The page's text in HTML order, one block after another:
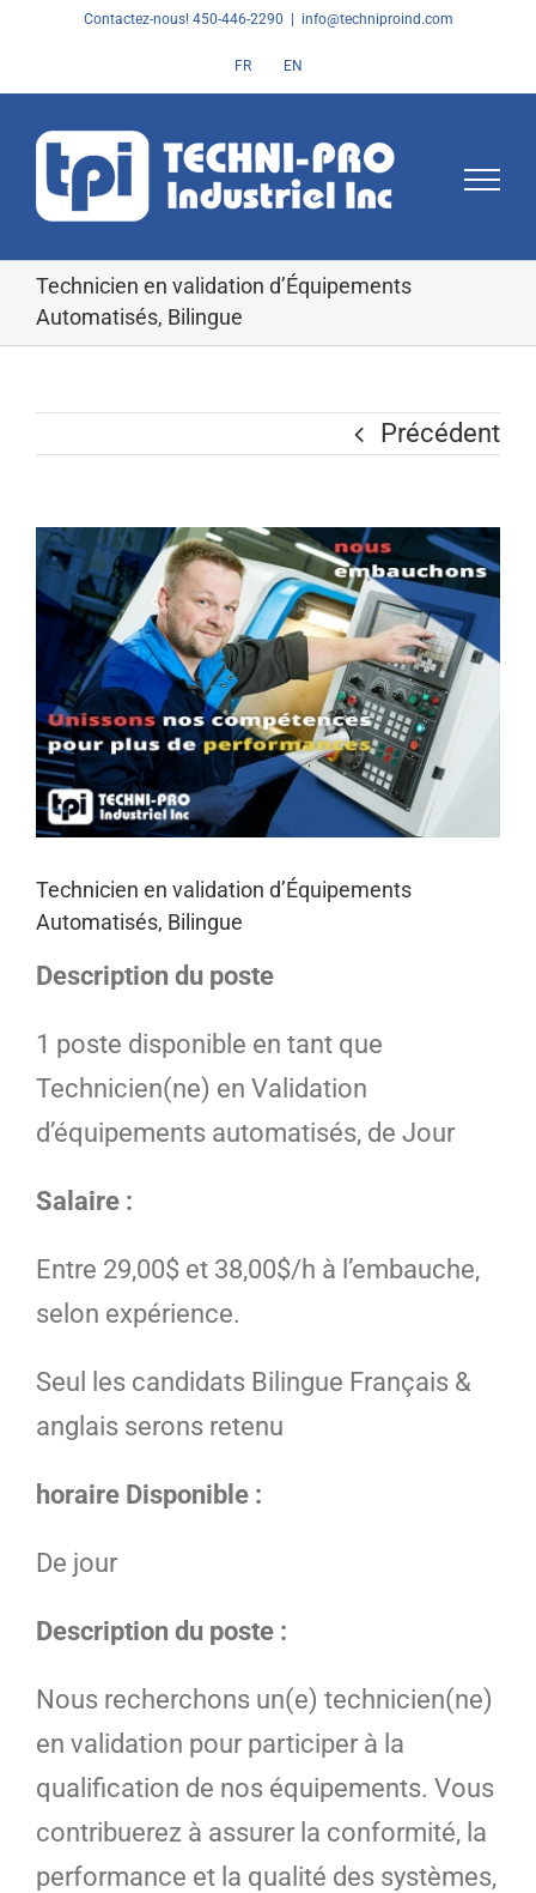
Contactez-nous! 450-446-2290 info@techniproind.com
FR EN
Technicien en validation d’Équipements
Automatisés, Bilingue
Précédent
Agrandir
l&apos;image
Technicien en validation d’Équipements
Automatisés, Bilingue
Description du poste
1 poste disponible en tant que
Technicien(ne) en Validation
d’équipements automatisés, de Jour
Salaire :
Entre 29,00$ et 38,00$/h à l’embauche,
selon expérience.
Seul les candidats Bilingue Français &
anglais serons retenu
horaire Disponible :
De jour
Description du poste :
Nous recherchons un(e) technicien(ne)
en validation pour participer à la
qualification de nos équipements. Vous
contribuerez à assurer la conformité, la
performance et la qualité des systèmes,